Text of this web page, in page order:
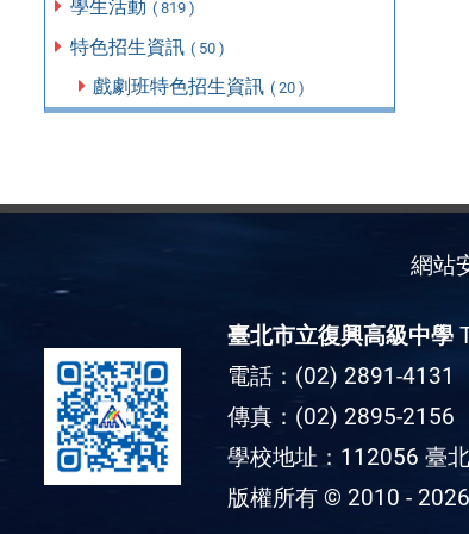
學生活動 ( 819 )
特色招生資訊 ( 50 )
戲劇班特色招生資訊 ( 20 )
網站
臺北市立復興高級中學
電話：(02) 2891-4131
傳真：(02) 2895-2156
學校地址：112056 臺
版權所有 © 2010 - 2026